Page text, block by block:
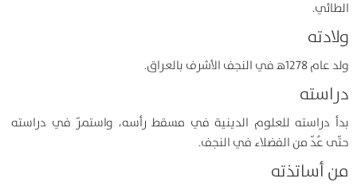
الطائي.
ولادته
ولد عام 1278ﻫ في النجف الأشرف بالعراق.
دراسته
بدأ دراسته للعلوم الدينية في مسقط رأسه، واستمرّ في دراسته
حتّى عُدّ من الفضلاء في النجف.
من أساتذته